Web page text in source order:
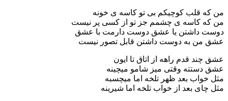
قلب کوچیکم بی تو کاسه ی خونه
کاسه ی چشمم جز تو از کسی پر نیست
داشتن یا عشق دوست دارمت با عشق
به دوست داشتن قابل تصور نیست
قدم راهه از اتاق تا ایون
وقتی میز شامو میچینه
بعد ظهر تلخه اما میچسبه
بعد از خواب تلخه اما شیرینه